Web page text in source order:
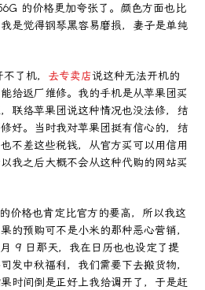
的价格更加夸张了。颜色方面也比
是觉得钢琴黑容易磨损，妻子是单纯
了机， 去专卖店说这种无法开机的
给返厂维修。我的手机是从苹果团买
联络苹果团说这种情况也没法修，结
好。当时我对苹果团挺有信心的，结
不差这些税钱，从官方买可以用信用
我之后大概不会从这种代购的网站买
价格也肯定比官方的要高，所以我这
的预购可不是小米的那种恶心营销，
9 日那天，我在日历也也设定了提
发中秋福利，我们需要下去搬货物，
时间倒是正好上我给调开了，于是赶